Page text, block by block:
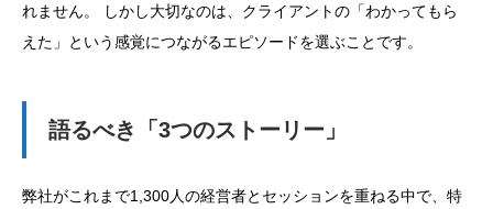
れません。 しかし大切なのは、クライアントの「わかってもら
えた」という感覚につながるエピソードを選ぶことです。
語るべき「3つのストーリー」
弊社がこれまで1,300人の経営者とセッションを重ねる中で、特